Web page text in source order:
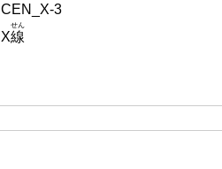
CEN_X-3
X線
せん